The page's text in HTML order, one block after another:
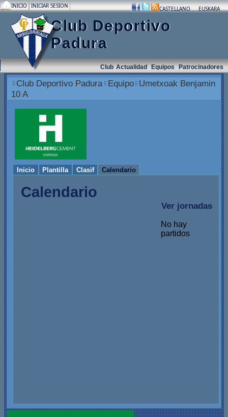
INICIO INICIAR SESION . . . CASTELLANO EUSKARA
Club Deportivo
Padura
Club Actualidad Equipos Patrocinadores
Club Deportivo Padura Equipo Umetxoak Benjamin
10 A
Inicio Plantilla Clasif Calendario
Calendario
Ver jornadas
No hay
partidos